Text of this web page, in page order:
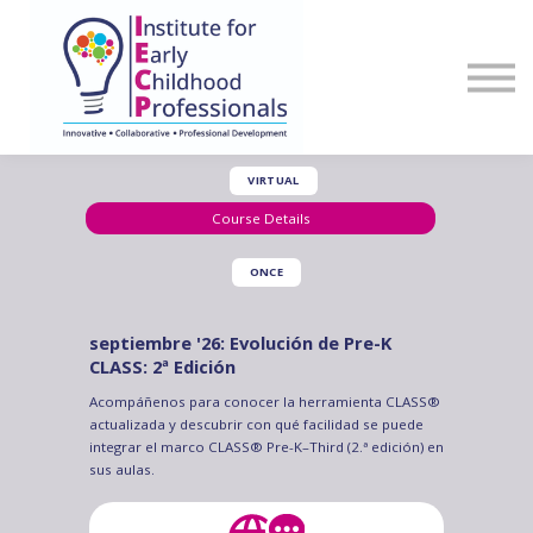
Sign in
Register
VIRTUAL
Course Details
ONCE
septiembre '26: Evolución de Pre-K
CLASS: 2ª Edición
Acompáñenos para conocer la herramienta CLASS®
actualizada y descubrir con qué facilidad se puede
integrar el marco CLASS® Pre-K–Third (2.ª edición) en
sus aulas.